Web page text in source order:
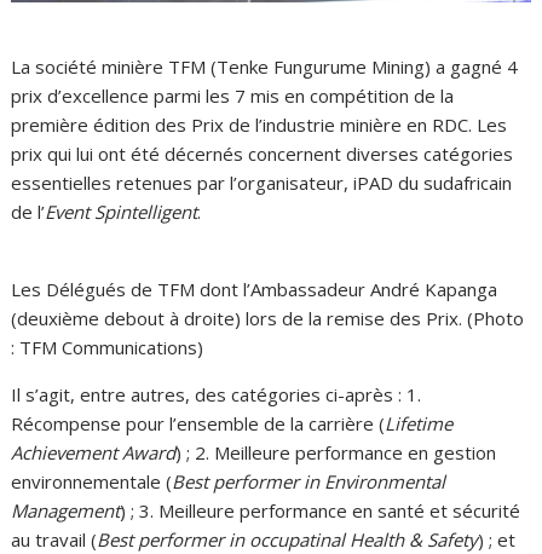
La société minière TFM (Tenke Fungurume Mining) a gagné 4
prix d’excellence parmi les 7 mis en compétition de la
première édition des Prix de l’industrie minière en RDC. Les
prix qui lui ont été décernés concernent diverses catégories
essentielles retenues par l’organisateur, iPAD du sudafricain
de l’Event Spintelligent.
Les Délégués de TFM dont l’Ambassadeur André Kapanga
(deuxième debout à droite) lors de la remise des Prix. (Photo
: TFM Communications)
Il s’agit, entre autres, des catégories ci-après : 1.
Récompense pour l’ensemble de la carrière (Lifetime
Achievement Award) ; 2. Meilleure performance en gestion
environnementale (Best performer in Environmental
Management) ; 3. Meilleure performance en santé et sécurité
au travail (Best performer in occupatinal Health & Safety) ; et